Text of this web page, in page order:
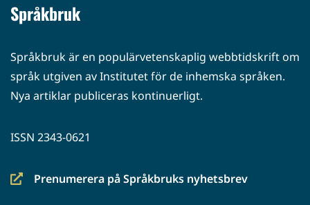
Språkbruk
Språkbruk är en populärvetenskaplig webbtidskrift om
språk utgiven av Institutet för de inhemska språken.
Nya artiklar publiceras kontinuerligt.
ISSN 2343-0621
Prenumerera på Språkbruks nyhetsbrev
(siirryt